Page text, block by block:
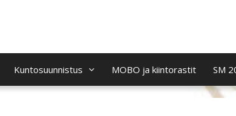
Kuntosuunnistus MOBO ja kiintorastit SM